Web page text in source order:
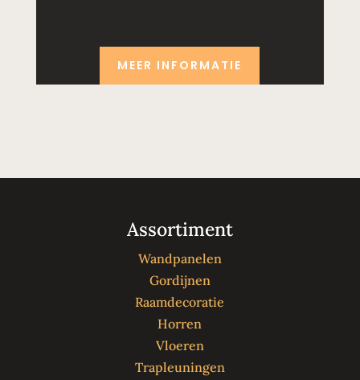
MEER INFORMATIE
Assortiment
Wandpanelen
Gordijnen
Raamdecoratie
Horren
Vloeren
Trapleuningen